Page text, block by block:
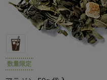
数量限定